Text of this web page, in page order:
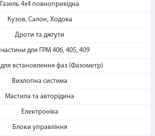
Газель 4х4 повнопривідна
Кузов, Салон, Ходова
Дроти та джгути
для ГРМ 406, 405, 409
встановлення фаз (Фазометр)
Вихлопна система
Мастила та авторідина
Електроніка
Блоки управління
способ оплаты –
рассрочка»